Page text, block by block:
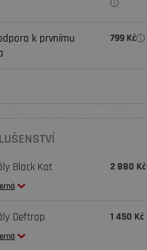
k prvnímu
799 Kč
Black Kat 2 880 Kč
Deftrap 1 450 Kč